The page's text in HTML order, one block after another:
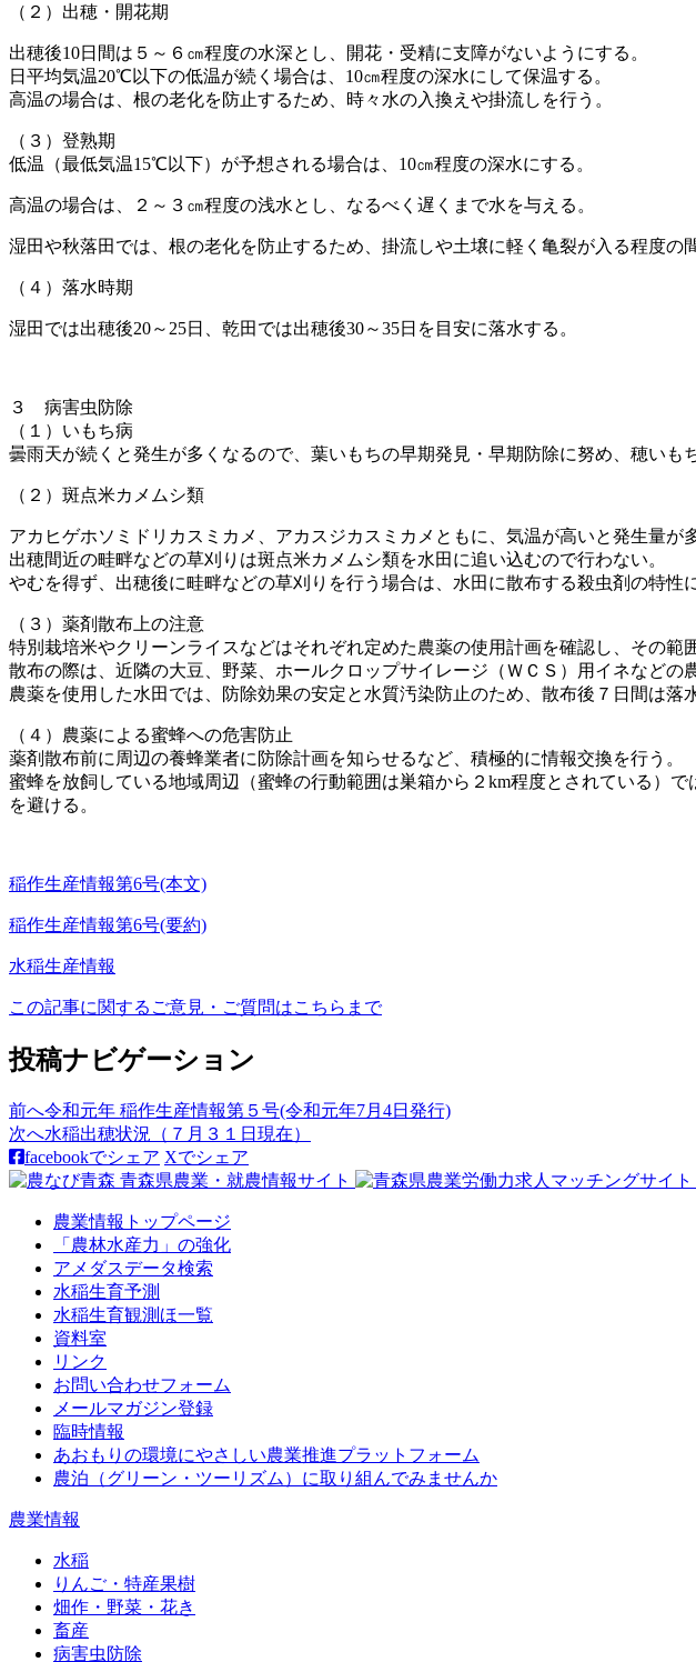
（２）出穂・開花期
出穂後10日間は５～６㎝程度の水深とし、開花・受精に支障がないようにする。
日平均気温20℃以下の低温が続く場合は、10㎝程度の深水にして保温する。
高温の場合は、根の老化を防止するため、時々水の入換えや掛流しを行う。
（３）登熟期
低温（最低気温15℃以下）が予想される場合は、10㎝程度の深水にする。
高温の場合は、２～３㎝程度の浅水とし、なるべく遅くまで水を与える。
湿田や秋落田では、根の老化を防止するため、掛流しや土壌に軽く亀裂が入る程度の
（４）落水時期
湿田では出穂後20～25日、乾田では出穂後30～35日を目安に落水する。
３ 病害虫防除
（１）いもち病
曇雨天が続くと発生が多くなるので、葉いもちの早期発見・早期防除に努め、穂いも
（２）斑点米カメムシ類
アカヒゲホソミドリカスミカメ、アカスジカスミカメともに、気温が高いと発生量が
出穂間近の畦畔などの草刈りは斑点米カメムシ類を水田に追い込むので行わない。
やむを得ず、出穂後に畦畔などの草刈りを行う場合は、水田に散布する殺虫剤の特性
（３）薬剤散布上の注意
特別栽培米やクリーンライスなどはそれぞれ定めた農薬の使用計画を確認し、その範
散布の際は、近隣の大豆、野菜、ホールクロップサイレージ（ＷＣＳ）用イネなどの
農薬を使用した水田では、防除効果の安定と水質汚染防止のため、散布後７日間は落
（４）農薬による蜜蜂への危害防止
薬剤散布前に周辺の養蜂業者に防除計画を知らせるなど、積極的に情報交換を行う。
蜜蜂を放飼している地域周辺（蜜蜂の行動範囲は巣箱から２km程度とされている）
を避ける。
稲作生産情報第6号(本文)
稲作生産情報第6号(要約)
水稲生産情報
この記事に関するご意見・ご質問はこちらまで
投稿ナビゲーション
前へ令和元年 稲作生産情報第５号(令和元年7月4日発行)
次へ水稲出穂状況（７月３１日現在）
facebookでシェア Xでシェア
農業情報トップページ
「農林水産力」の強化
アメダスデータ検索
水稲生育予測
水稲生育観測ほ一覧
資料室
リンク
お問い合わせフォーム
メールマガジン登録
臨時情報
あおもりの環境にやさしい農業推進プラットフォーム
農泊（グリーン・ツーリズム）に取り組んでみませんか
農業情報
水稲
りんご・特産果樹
畑作・野菜・花き
畜産
病害虫防除